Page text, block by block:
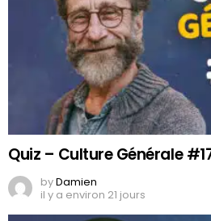
Quiz – Culture Générale
byDamien
il y a environ 21 jours